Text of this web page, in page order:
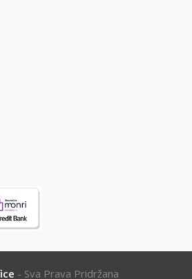
- Sva Prava Pridržana